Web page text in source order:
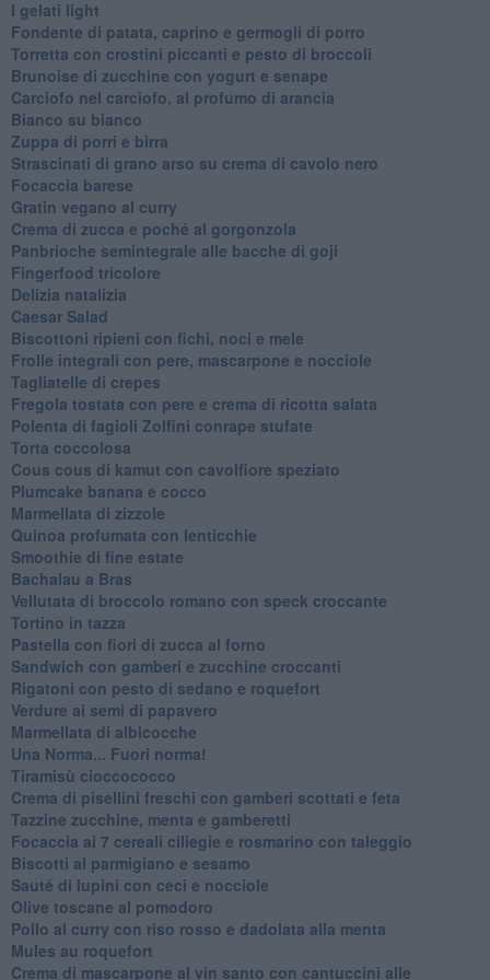
I gelati light
Fondente di patata, caprino e germogli di porro
Torretta con crostini piccanti e pesto di broccoli
Brunoise di zucchine con yogurt e senape
Carciofo nel carciofo, al profumo di arancia
Bianco su bianco
Zuppa di porri e birra
Strascinati di grano arso su crema di cavolo nero
Focaccia barese
Gratin vegano al curry
Crema di zucca e poché al gorgonzola
Panbrioche semintegrale alle bacche di goji
Fingerfood tricolore
Delizia natalizia
Caesar Salad
Biscottoni ripieni con fichi, noci e mele
Frolle integrali con pere, mascarpone e nocciole
Tagliatelle di crepes
Fregola tostata con pere e crema di ricotta salata
Polenta di fagioli Zolfini conrape stufate
Torta coccolosa
Cous cous di kamut con cavolfiore speziato
Plumcake banana e cocco
Marmellata di zizzole
Quinoa profumata con lenticchie
Smoothie di fine estate
Bachalau a Bras
Vellutata di broccolo romano con speck croccante
Tortino in tazza
Pastella con fiori di zucca al forno
Sandwich con gamberi e zucchine croccanti
Rigatoni con pesto di sedano e roquefort
Verdure ai semi di papavero
Marmellata di albicocche
Una Norma... Fuori norma!
Tiramisù cioccococco
Crema di pisellini freschi con gamberi scottati e feta
Tazzine zucchine, menta e gamberetti
Focaccia ai 7 cereali ciliegie e rosmarino con taleggio
Biscotti al parmigiano e sesamo
Sauté di lupini con ceci e nocciole
Olive toscane al pomodoro
Pollo al curry con riso rosso e dadolata alla menta
Mules au roquefort
Crema di mascarpone al vin santo con cantuccini alle